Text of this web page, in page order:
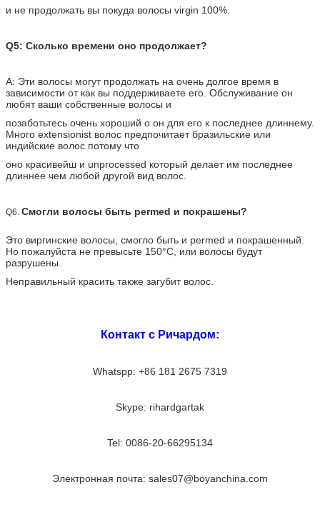
и не продолжать вы покуда волосы virgin 100%.
Q5: Сколько времени оно продолжает?
A: Эти волосы могут продолжать на очень долгое время в
зависимости от как вы поддерживаете его. Обслуживание он
любят ваши собственные волосы и
позаботьтесь очень хороший о он для его к последнее длиннему.
Много extensionist волос предпочитает бразильские или
индийские волос потому что
оно красивейш и unprocessed который делает им последнее
длиннее чем любой другой вид волос.
Q6. Смогли волосы быть permed и покрашены?
Это виргинские волосы, смогло быть и permed и покрашенный.
Но пожалуйста не превысьте 150°C, или волосы будут
разрушены.
Неправильный красить также загубит волос.
Контакт с Ричардом:
Whatspp: +86 181 2675 7319
Skype: rihardgartak
Tel: 0086-20-66295134
Электронная почта: sales07@boyanchina.com